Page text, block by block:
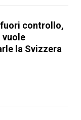
fuori controllo,
vuole
la Svizzera